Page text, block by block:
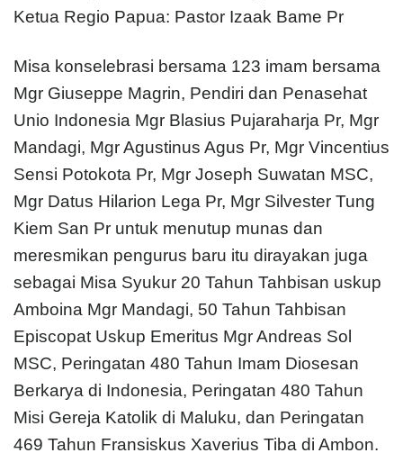
Ketua Regio Papua: Pastor Izaak Bame Pr
Misa konselebrasi bersama 123 imam bersama
Mgr Giuseppe Magrin, Pendiri dan Penasehat
Unio Indonesia Mgr Blasius Pujaraharja Pr, Mgr
Mandagi, Mgr Agustinus Agus Pr, Mgr Vincentius
Sensi Potokota Pr, Mgr Joseph Suwatan MSC,
Mgr Datus Hilarion Lega Pr, Mgr Silvester Tung
Kiem San Pr untuk menutup munas dan
meresmikan pengurus baru itu dirayakan juga
sebagai Misa Syukur 20 Tahun Tahbisan uskup
Amboina Mgr Mandagi, 50 Tahun Tahbisan
Episcopat Uskup Emeritus Mgr Andreas Sol
MSC, Peringatan 480 Tahun Imam Diosesan
Berkarya di Indonesia, Peringatan 480 Tahun
Misi Gereja Katolik di Maluku, dan Peringatan
469 Tahun Fransiskus Xaverius Tiba di Ambon.